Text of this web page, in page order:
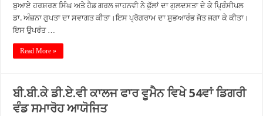
ਬੁਆਏ ਹਰਸ਼ਰਣ ਸਿੰਘ ਅਤੇ ਹੈਡ ਗਰਲ ਜਾਹਨਵੀ ਨੇ ਫੁੱਲਾਂ ਦਾ ਗੁਲਦਸਤਾ ਦੇ ਕੇ ਪ੍ਰਿੰਸੀਪਲ
ਡਾ. ਅੰਜ਼ਨਾ ਗੁਪਤਾ ਦਾ ਸਵਾਗਤ ਕੀਤਾ।ਇਸ ਪ੍ਰੋਗਰਾਮ ਦਾ ਸ਼ੁਭਆਰੰਭ ਜੋਤ ਜਗਾ ਕੇ ਕੀਤਾ।
ਇਸ ਉਪਰੰਤ …
Read More »
ਬੀ.ਬੀ.ਕੇ ਡੀ.ਏ.ਵੀ ਕਾਲਜ ਫਾਰ ਵੂਮੈਨ ਵਿਖੇ 54ਵਾਂ ਡਿਗਰੀ
ਵੰਡ ਸਮਾਰੋਹ ਆਯੋਜਿਤ